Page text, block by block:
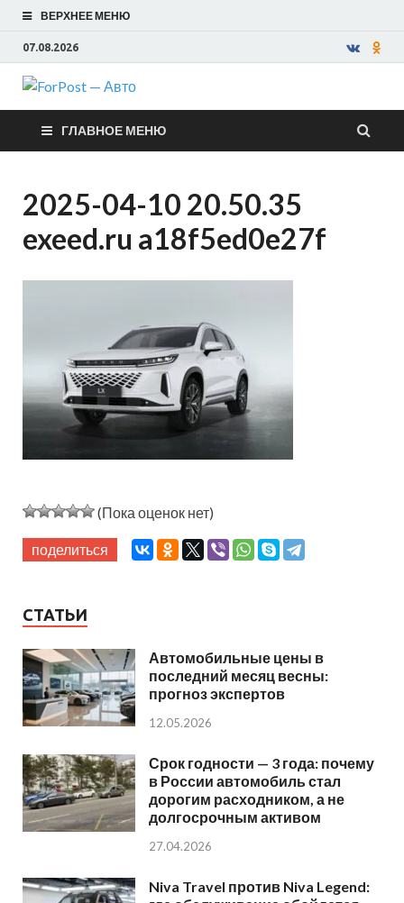
ВЕРХНЕЕ МЕНЮ
07.08.2026
ForPost —
Авто
ГЛАВНОЕ МЕНЮ
2025-04-10 20.50.35
exeed.ru a18f5ed0e27f
(Пока оценок нет)
поделиться
СТАТЬИ
Автомобильные цены в
последний месяц весны:
прогноз экспертов
12.05.2026
Срок годности — 3 года: почему
в России автомобиль стал
дорогим расходником, а не
долгосрочным активом
27.04.2026
Niva Travel против Niva Legend: